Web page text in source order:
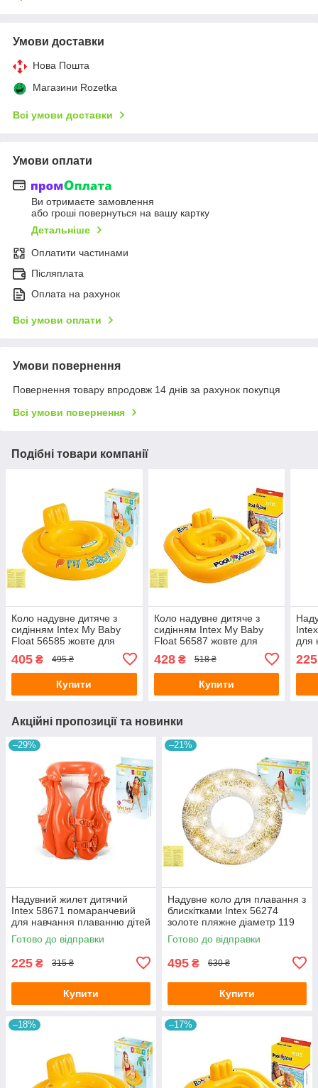
Умови доставки
Нова Пошта
Магазини Rozetka
Всі умови доставки
Умови оплати
Ви отримаєте замовлення
або гроші повернуться на вашу картку
Детальніше
Оплатити частинами
Післяплата
Оплата на рахунок
Всі умови оплати
Умови повернення
Повернення товару впродовж 14 днів за рахунок покупця
Всі умови повернення
Подібні товари компанії
Коло надувне дитяче з
сидінням Intex My Baby
Float 56585 жовте для
малюків від 6-12 місяців з
латкою 70 см
405 ₴ 495 ₴
Купити
Коло надувне дитяче з
сидінням Intex My Baby
Float 56587 жовте для
малюків від 1-2 років з
латкою 79х79 см
428₴ 518 ₴
Купити
для
см
225
Акційні пропозиції та новинки
–29%
Надувний жилет дитячий
Intex 58671 помаранчевий
для навчання плаванню дітей
від 3-6 років 50х47 см
Готово до відправки
225 ₴ 315 ₴
Купити
–21%
Надувне коло для плавання з
блискітками Intex 56274
золоте пляжне діаметр 119
см з латкою
Готово до відправки
495 ₴ 630 ₴
Купити
–18% –17%